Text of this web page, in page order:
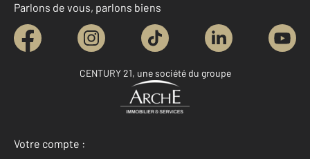
Parlons de vous, parlons biens
CENTURY 21, une société du groupe
Votre compte :